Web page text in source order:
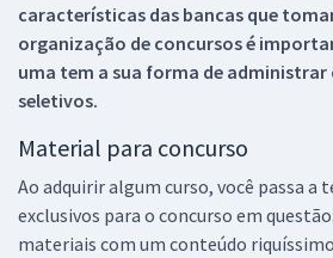
características das bancas que
organização de concursos é
uma tem a sua forma de administrar
seletivos.
Material para concurso
Ao adquirir algum curso, você passa a
exclusivos para o concurso em
materiais com um conteúdo